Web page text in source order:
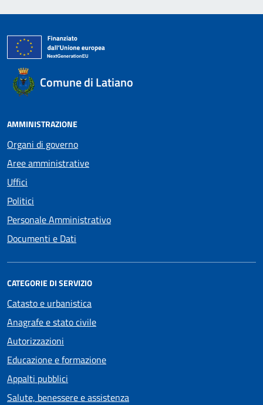
Comune di Latiano
AMMINISTRAZIONE
Organi di governo
Aree amministrative
Uffici
Politici
Personale Amministrativo
Documenti e Dati
CATEGORIE DI SERVIZIO
Catasto e urbanistica
Anagrafe e stato civile
Autorizzazioni
Educazione e formazione
Appalti pubblici
Salute, benessere e assistenza